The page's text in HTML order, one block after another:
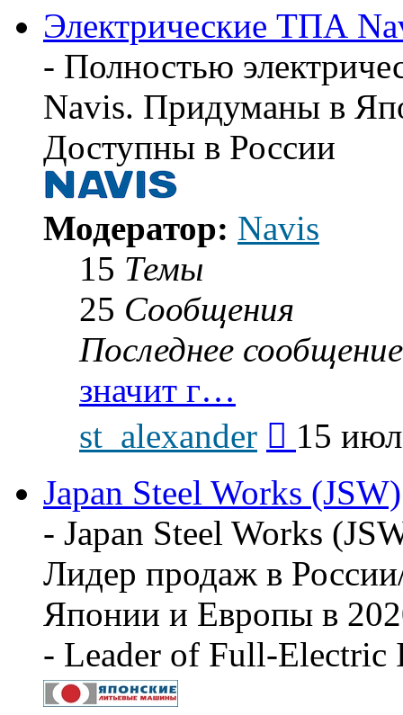
Электрические ТПА
- Полностью
Navis. Придуманы в
Доступны в России
Модератор: Navis
15 Темы
25 Сообщения
Последнее сообщение
значит г…
st_alexander
последнему
15
Japan Steel Works (JSW)
- Japan Steel Works
Лидер продаж в
Японии и Европы в
- Leader of Full-